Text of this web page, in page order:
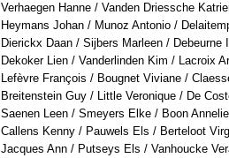
Verhaegen Hanne / Vanden Driessche
Heymans Johan / Munoz Antonio /
Dierickx Daan / Sijbers Marleen / Debeurne
Dekoker Lien / Vanderlinden Kim / Lacroix
Lefèvre François / Bougnet Viviane /
Breitenstein Guy / Little Veronique / De
Saenen Leen / Smeyers Elke / Boon
Callens Kenny / Pauwels Els / Berteloot
Jacques Ann / Putseys Els / Vanhoucke